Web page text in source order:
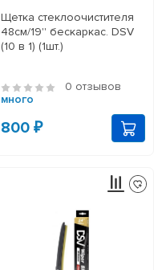
Щетка стеклоочистителя
48см/19'' бескаркас. DSV
(10 в 1) (1шт.)
0 отзывов
много
800 ₽